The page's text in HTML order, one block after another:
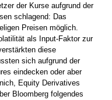
der Kurse aufgrund der
schlagend: Das
Preisen möglich.
als Input-Faktor zur
diese
sich aufgrund der
eindecken oder aber
Equity Derivatives
Bloomberg folgendes